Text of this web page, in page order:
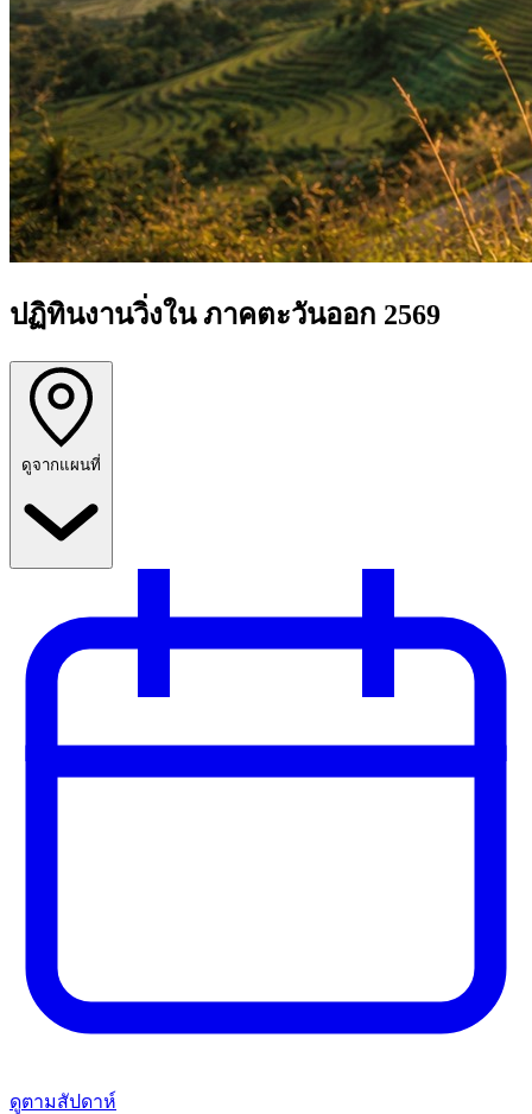
ปฏิทินงานวิ่งใน ภาคตะวันออก 2569
ดูจากแผนที่
ดูตามสัปดาห์